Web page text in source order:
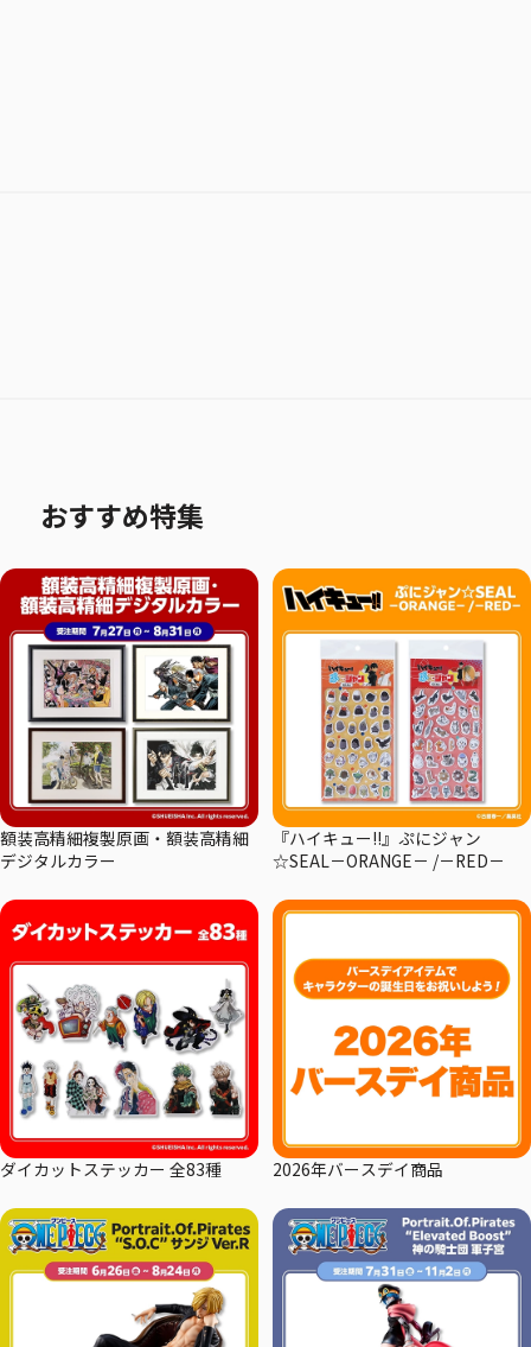
おすすめ特集
額装高精細複製原画・額装高精細
デジタルカラー
『ハイキュー!!』ぷにジャン
☆SEAL－ORANGE－ /－RED－
ダイカットステッカー 全83種 2026年バースデイ商品